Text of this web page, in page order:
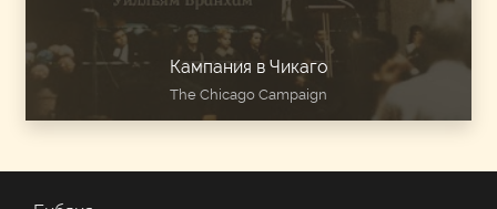
Кампания в Чикаго
The Chicago Campaign